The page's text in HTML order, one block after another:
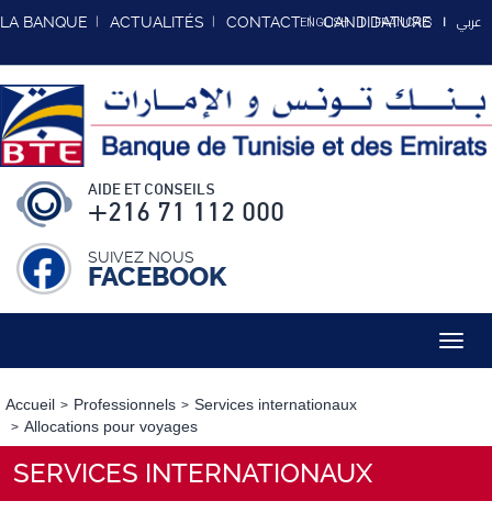
LA BANQUE ACTUALITÉS CONTACT CANDIDATURE
ENGLISH FRANCAIS عربي
AIDE ET CONSEILS
+216 71 112 000
SUIVEZ NOUS
FACEBOOK
Accueil Professionnels
Services internationaux
Allocations pour voyages
SERVICES INTERNATIONAUX